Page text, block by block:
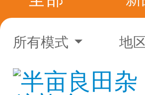
所有模式 地